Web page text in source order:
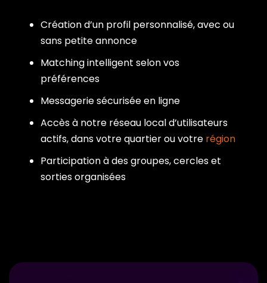
Création d’un profil personnalisé, avec ou
sans petite annonce
Matching intelligent selon vos
préférences
Messagerie sécurisée en ligne
Accès à notre réseau local d’utilisateurs
actifs, dans votre quartier ou votre région
Participation à des groupes, cercles et
sorties organisées